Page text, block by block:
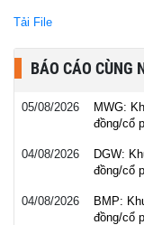
Tải File
BÁO CÁO CÙNG
05/08/2026
MWG:
đồng/cổ
04/08/2026
DGW:
đồng/cổ
04/08/2026
BMP:
đồng/cổ